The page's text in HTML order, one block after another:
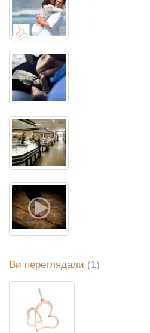
Ви переглядали (1)